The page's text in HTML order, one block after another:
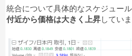
統合について具体的なスケジュー
付近から価格は大きく上昇していま